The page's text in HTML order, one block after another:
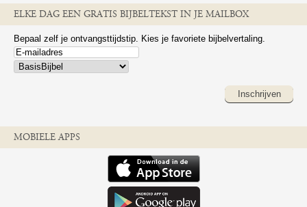
ELKE DAG EEN GRATIS BIJBELTEKST IN JE MAILBOX
Bepaal zelf je ontvangsttijdstip. Kies je favoriete bijbelvertaling.
Inschrijven
MOBIELE APPS